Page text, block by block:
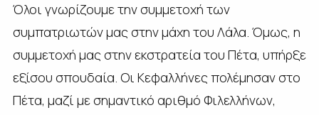
Όλοι γνωρίζουμε την συμμετοχή των
συμπατριωτών μας στην μάχη του Λάλα. Όμως, η
συμμετοχή μας στην εκστρατεία του Πέτα, υπήρξε
εξίσου σπουδαία. Οι Κεφαλλήνες πολέμησαν στο
Πέτα, μαζί με σημαντικό αριθμό Φιλελλήνων,